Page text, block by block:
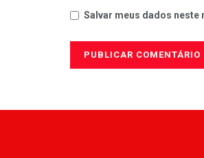
Salvar meus dados neste